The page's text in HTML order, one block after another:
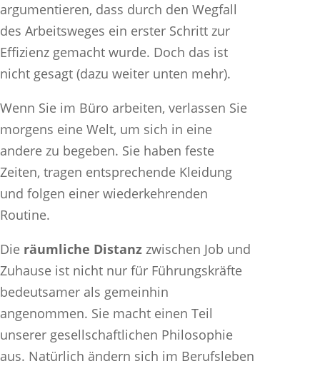
argumentieren, dass durch den Wegfall
des Arbeitsweges ein erster Schritt zur
Effizienz gemacht wurde. Doch das ist
nicht gesagt (dazu weiter unten mehr).
Wenn Sie im Büro arbeiten, verlassen Sie
morgens eine Welt, um sich in eine
andere zu begeben. Sie haben feste
Zeiten, tragen entsprechende Kleidung
und folgen einer wiederkehrenden
Routine.
Die räumliche Distanz zwischen Job und
Zuhause ist nicht nur für Führungskräfte
bedeutsamer als gemeinhin
angenommen. Sie macht einen Teil
unserer gesellschaftlichen Philosophie
aus. Natürlich ändern sich im Berufsleben